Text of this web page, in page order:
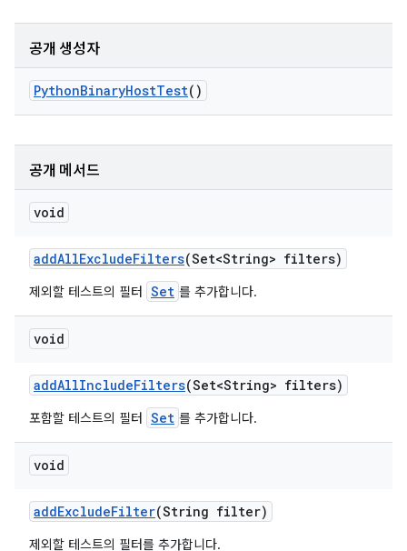
공개 생성자
PythonBinaryHostTest()
공개 메서드
void
addAllExcludeFilters(Set<String> filters)
제외할 테스트의 필터 Set 를 추가합니다.
void
addAllIncludeFilters(Set<String> filters)
포함할 테스트의 필터 Set 를 추가합니다.
void
addExcludeFilter(String filter)
제외할 테스트의 필터를 추가합니다.